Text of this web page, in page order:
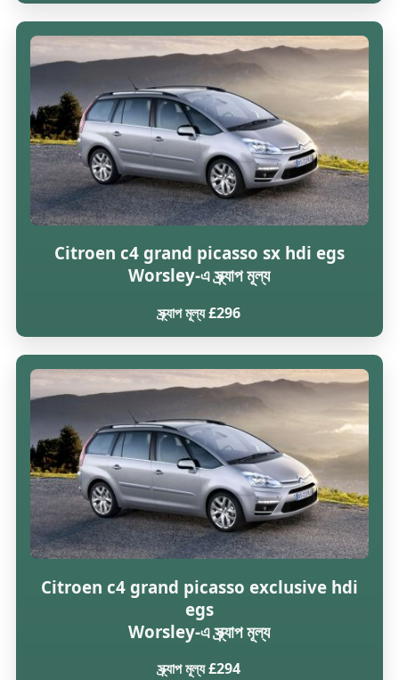
Citroen c4 grand picasso sx hdi egs
Worsley-এ স্ক্র্যাপ মূল্য
স্ক্র্যাপ মূল্য £296
Citroen c4 grand picasso exclusive hdi
egs
Worsley-এ স্ক্র্যাপ মূল্য
স্ক্র্যাপ মূল্য £294